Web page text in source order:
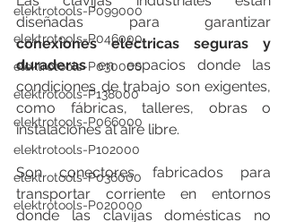
elektrotools-P099000
elektrotools-P046000
elektrotools-P030000
elektrotools-P138000
elektrotools-P066000
elektrotools-P102000
elektrotools-P036000
elektrotools-P020000
conexiones eléctricas seguras y
duraderas en espacios donde las
condiciones de trabajo son exigentes,
como fábricas, talleres, obras o
instalaciones al aire libre.
Son conectores fabricados para
transportar corriente en entornos
donde las clavijas domésticas no